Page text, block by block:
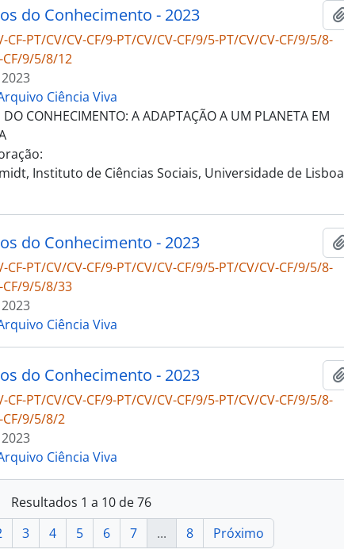
do Conhecimento - 2023
CF-PT/CV/CV-CF/9-PT/CV/CV-CF/9/5-PT/CV/CV-CF/9/5/8-
CF/9/5/8/12
2023
Ciência Viva
DO CONHECIMENTO: A ADAPTAÇÃO A UM PLANETA EM
Instituto de Ciências Sociais, Universidade de Lisboa
do Conhecimento - 2023
CF-PT/CV/CV-CF/9-PT/CV/CV-CF/9/5-PT/CV/CV-CF/9/5/8-
CF/9/5/8/33
2023
Ciência Viva
do Conhecimento - 2023
CF-PT/CV/CV-CF/9-PT/CV/CV-CF/9/5-PT/CV/CV-CF/9/5/8-
CF/9/5/8/2
2023
Ciência Viva
Resultados 1 a 10 de 76
3 4 5 6 7 ... 8 Próximo